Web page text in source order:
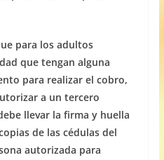
para los adultos
que tengan alguna
para realizar el cobro,
a un tercero
llevar la firma y huella
de las cédulas del
autorizada para